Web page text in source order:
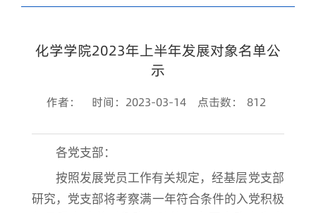
化学学院2023年上半年发展对象名单公
示
作者： 时间：2023-03-14 点击数： 812
各党支部：
按照发展党员工作有关规定，经基层党支部
研究，党支部将考察满一年符合条件的入党积极